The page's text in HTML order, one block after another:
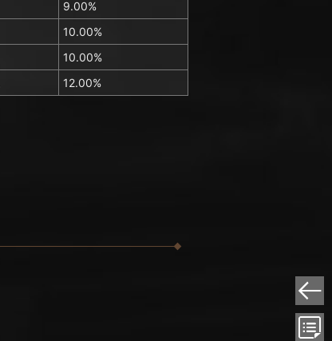
9.00%
10.00%
10.00%
12.00%